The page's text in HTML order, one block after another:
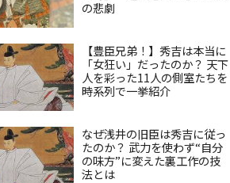
の悲劇
【豊臣兄弟！】秀吉は本当に
「女狂い」だったのか？ 天下
人を彩った11人の側室たちを
時系列で一挙紹介
なぜ浅井の旧臣は秀吉に従っ
たのか？ 武力を使わず“自分
の味方”に変えた裏工作の技
法とは